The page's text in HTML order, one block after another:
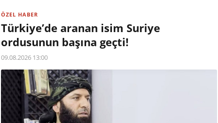
ÖZEL HABER
Türkiye’de aranan isim Suriye
ordusunun başına geçti!
09.08.2026 13:00